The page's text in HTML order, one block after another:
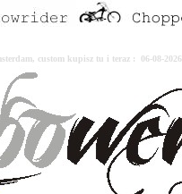
custom kupisz tu i teraz : 06-08-